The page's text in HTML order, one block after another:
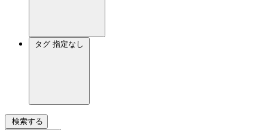
タグ 指定なし
検索する